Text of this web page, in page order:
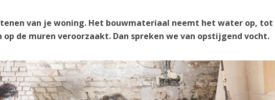
van je woning. Het bouwmateriaal neemt het water op, tot
de muren veroorzaakt. Dan spreken we van opstijgend vocht.